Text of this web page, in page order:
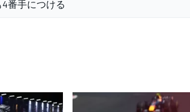
4番手につける